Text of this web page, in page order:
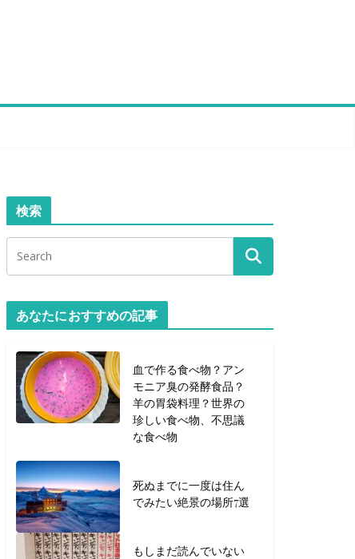
検索
あなたにおすすめの記事
血で作る食べ物？アン
モニア臭の発酵食品？
羊の胃袋料理？世界の
珍しい食べ物、不思議
な食べ物
死ぬまでに一度は住ん
でみたい絶景の場所7選
もしまだ読んでいない